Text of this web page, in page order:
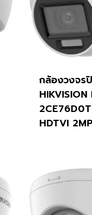
กล้องวงจร
HIKVISION
HDTVI 2MP